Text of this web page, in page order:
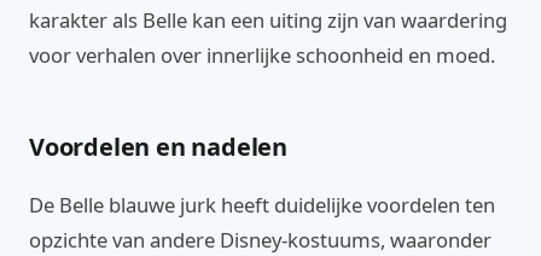
karakter als Belle kan een uiting zijn van waardering
voor verhalen over innerlijke schoonheid en moed.
Voordelen en nadelen
De Belle blauwe jurk heeft duidelijke voordelen ten
opzichte van andere Disney-kostuums, waaronder